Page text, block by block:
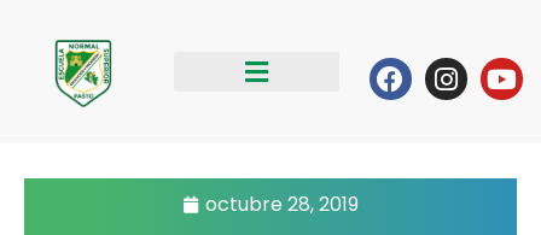
contenido
Facebook
octubre 28, 2019